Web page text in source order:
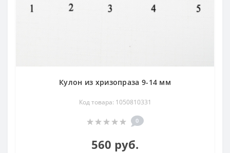
Кулон из хризопраза 9-14 мм
Код товара: 1050810331
0
560 руб.